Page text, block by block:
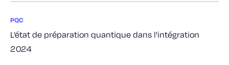
PQC
L'état de préparation quantique dans l'intégration
2024